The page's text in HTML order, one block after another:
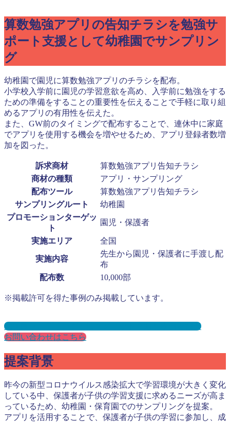
算数勉強アプリの告知チラシを勉強サ
ポート支援として幼稚園でサンプリン
グ
幼稚園で園児に算数勉強アプリのチラシを配布。
小学校入学前に園児の学習意欲を高め、入学前に勉強をする
ための準備をすることの重要性を伝えることで手軽に取り組
めるアプリの有用性を伝えた。
また、GW前のタイミングで配布することで、連休中に家庭
でアプリを使用する機会を増やせるため、アプリ登録者数増
加を図った。
訴求商材
算数勉強アプリ告知チラシ
商材の種類
アプリ・サンプリング
配布ツール
算数勉強アプリ告知チラシ
サンプリングルート
幼稚園
プロモーションターゲッ
ト
園児・保護者
実施エリア 全国
実施内容
先生から園児・保護者に手渡し配
布
配布数
10,000部
※掲載許可を得た事例のみ掲載しています。
幼稚園サンプリングとは？メリット３選と事例を紹介
お問い合わせはこちら
提案背景
昨今の新型コロナウイルス感染拡大で学習環境が大きく変化
している中、保護者が子供の学習支援に求めるニーズが高ま
っているため、幼稚園・保育園でのサンプリングを提案。
アプリを活用することで、保護者が子供の学習に参加し、成